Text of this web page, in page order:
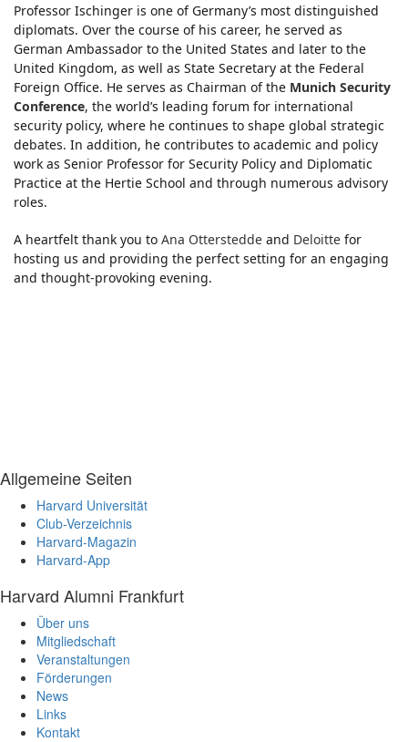
Professor Ischinger is one of Germany’s most distinguished
diplomats. Over the course of his career, he served as
German Ambassador to the United States and later to the
United Kingdom, as well as State Secretary at the Federal
Foreign Office. He serves as Chairman of the Munich Security
Conference, the world’s leading forum for international
security policy, where he continues to shape global strategic
debates. In addition, he contributes to academic and policy
work as Senior Professor for Security Policy and Diplomatic
Practice at the Hertie School and through numerous advisory
roles.
A heartfelt thank you to Ana Otterstedde and Deloitte for
hosting us and providing the perfect setting for an engaging
and thought‑provoking evening.
Allgemeine Seiten
Harvard Universität
Club-Verzeichnis
Harvard-Magazin
Harvard-App
Harvard Alumni Frankfurt
Über uns
Mitgliedschaft
Veranstaltungen
Förderungen
News
Links
Kontakt